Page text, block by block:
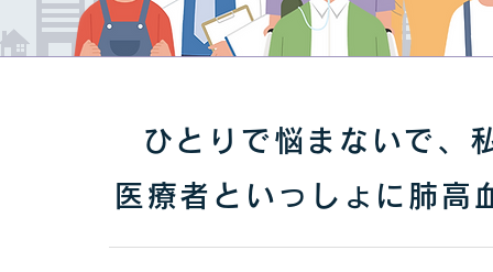
ひとりで悩まないで、
医療者といっしょに肺高